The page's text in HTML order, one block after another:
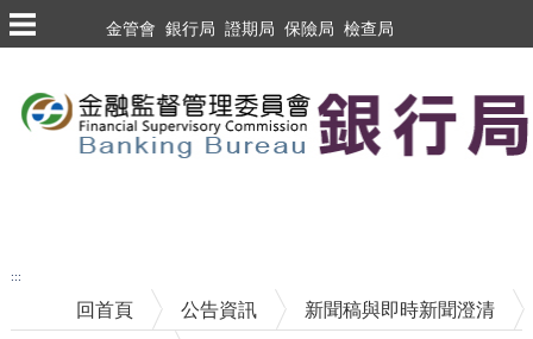
跳到主要內容區塊
金管會 銀行局 證期局 保險局 檢查局
:::
回首頁 公告資訊 新聞稿與即時新聞澄清